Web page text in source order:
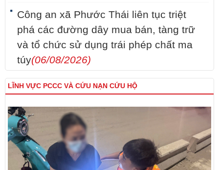
Công an xã Phước Thái liên tục triệt
phá các đường dây mua bán, tàng trữ
và tổ chức sử dụng trái phép chất ma
túy(06/08/2026)
LĨNH VỰC PCCC VÀ CỨU NẠN CỨU HỘ